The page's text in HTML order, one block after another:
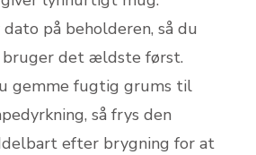
dato på beholderen, så du
det ældste først.
gemme fugtig grums til
så frys den
efter brygning for at